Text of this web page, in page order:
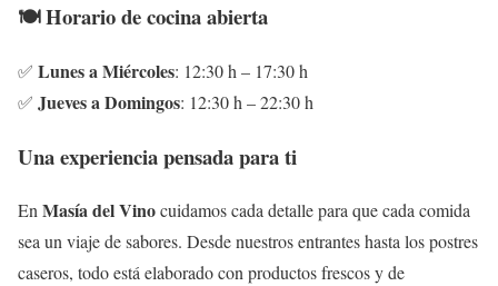
🍽️ Horario de cocina abierta
✅ Lunes a Miércoles: 12:30 h – 17:30 h
✅ Jueves a Domingos: 12:30 h – 22:30 h
Una experiencia pensada para ti
EnMasía del Vinocuidamos cada detalle para que cada comida
sea un viaje de sabores. Desde nuestros entrantes hasta los postres
caseros, todo está elaborado con productos frescos y de